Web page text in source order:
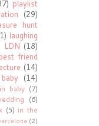
playlist
(29)
hunt
laughing
LDN (18)
friend
(14)
(14)
baby (7)
(6)
(5) in the
(2)